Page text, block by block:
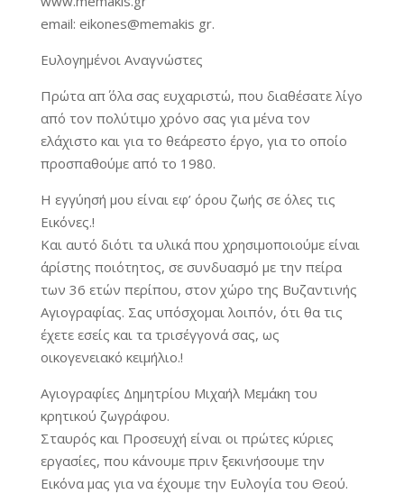
email: eikones@memakis gr.
Ευλογημένοι Αναγνώστες
Πρώτα απ΄ όλα σας ευχαριστώ, που διαθέσατε λίγο
από τον πολύτιμο χρόνο σας για μένα τον
ελάχιστο και για το θεάρεστο έργο, για το οποίο
προσπαθούμε από το 1980.
Η εγγύησή μου είναι εφ’ όρου ζωής σε όλες τις
Εικόνες.!
Και αυτό διότι τα υλικά που χρησιμοποιούμε είναι
άρίστης ποιότητος, σε συνδυασμό με την πείρα
των 36 ετών περίπου, στον χώρο της Βυζαντινής
Αγιογραφίας. Σας υπόσχομαι λοιπόν, ότι θα τις
έχετε εσείς και τα τρισέγγονά σας, ως
οικογενειακό κειμήλιο.!
Αγιογραφίες Δημητρίου Μιχαήλ Μεμάκη του
κρητικού ζωγράφου.
Σταυρός και Προσευχή είναι οι πρώτες κύριες
εργασίες, που κάνουμε πριν ξεκινήσουμε την
Εικόνα μας για να έχουμε την Ευλογία του Θεού.